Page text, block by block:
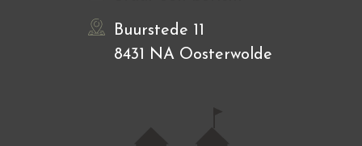
Buurstede 11
8431 NA Oosterwolde